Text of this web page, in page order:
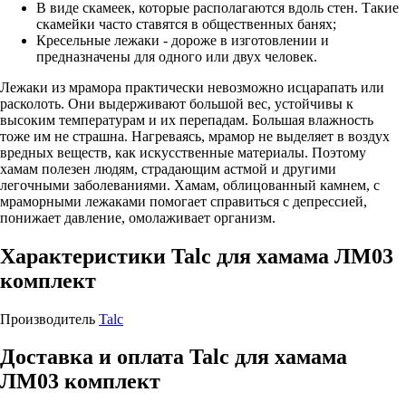
В виде скамеек, которые располагаются вдоль стен. Такие
скамейки часто ставятся в общественных банях;
Кресельные лежаки - дороже в изготовлении и
предназначены для одного или двух человек.
Лежаки из мрамора практически невозможно исцарапать или
расколоть. Они выдерживают большой вес, устойчивы к
высоким температурам и их перепадам. Большая влажность
тоже им не страшна. Нагреваясь, мрамор не выделяет в воздух
вредных веществ, как искусственные материалы. Поэтому
хамам полезен людям, страдающим астмой и другими
легочными заболеваниями. Хамам, облицованный камнем, с
мраморными лежаками помогает справиться с депрессией,
понижает давление, омолаживает организм.
Характеристики Talc для хамама ЛМ03
комплект
Производитель Talc
Доставка и оплата Talc для хамама
ЛМ03 комплект